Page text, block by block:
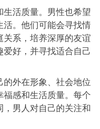
活质量。男性也希望
。他们可能会寻找情
系，培养深厚的友谊
好，并寻找适合自己
外在形象、社会地位
感和生活质量。每个
，男人对自己的关注和